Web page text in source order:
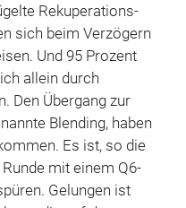
Rekuperations-
sich beim Verzögern
Und 95 Prozent
allein durch
Den Übergang zur
Blending, haben
Es ist, so die
mit einem Q6-
Gelungen ist